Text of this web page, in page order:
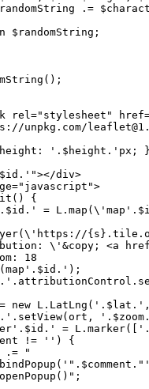
rel="stylesheet"
unpkg.com/
'.$height.'px; }
div>
{
\'&copy; <a
18
new
=
!= '') {
.= "